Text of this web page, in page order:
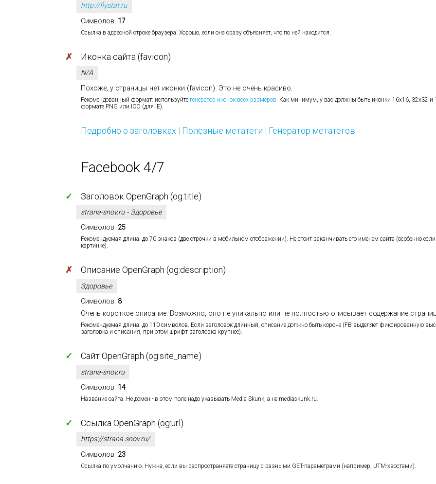
http://flystat.ru
Символов: 17
Ссылка в адресной строке браузера. Хорошо, если она сразу объясняет, что по ней находится.
✗ Иконка сайта (favicon)
N/A
Похоже, у страницы нет иконки (favicon). Это не очень красиво.
Рекомендованный формат: используйте генератор иконок всех размеров . Как минимум, у вас должны быть иконки 16х16, 32х32 и
формате PNG или ICO (для IE).
Подробно о заголовках | Полезные метатеги | Генератор метатегов
Facebook 4/7
✓ Заголовок OpenGraph (og:title)
strana-snov.ru - Здоровье
Символов: 25
Рекомендуемая длина: до 70 знаков (две строчки в мобильном отображении). Не стоит заканчивать его именем сайта (особенно если
картинке).
✗ Описание OpenGraph (og:description)
Здоровье
Символов: 8
Очень короткое описание. Возможно, оно не уникально или не полностью описывает содержание
Рекомендуемая длина: до 110 символов. Если заголовок длинный, описание должно быть короче (FB выделяет фиксированную
заголовка и описания, при этом шрифт заголовка крупнее).
✓ Сайт OpenGraph (og:site_name)
strana-snov.ru
Символов: 14
Название сайта. Не домен - в этом поле надо указывать Media Skunk, а не mediaskunk.ru.
✓ Ссылка OpenGraph (og:url)
https://strana-snov.ru/
Символов: 23
Ссылка по умолчанию. Нужна, если вы распространяете страницу с разными GET-параметрами (например, UTM-хвостами).